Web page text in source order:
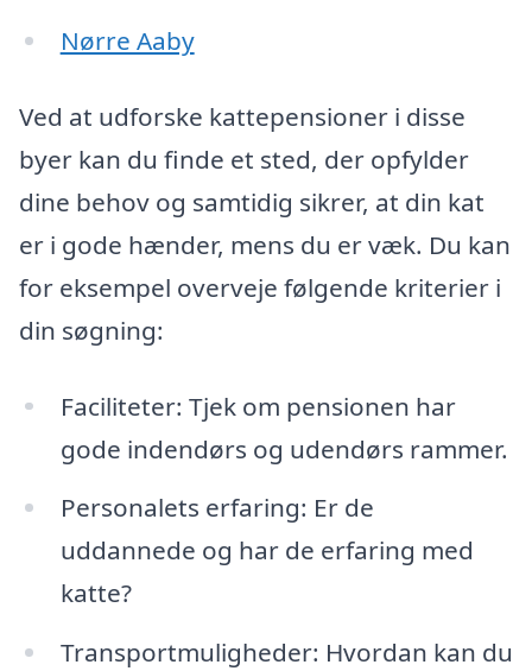
Nørre Aaby
Ved at udforske kattepensioner i disse
byer kan du finde et sted, der opfylder
dine behov og samtidig sikrer, at din kat
er i gode hænder, mens du er væk. Du kan
for eksempel overveje følgende kriterier i
din søgning:
Faciliteter: Tjek om pensionen har
gode indendørs og udendørs rammer.
Personalets erfaring: Er de
uddannede og har de erfaring med
katte?
Transportmuligheder: Hvordan kan du